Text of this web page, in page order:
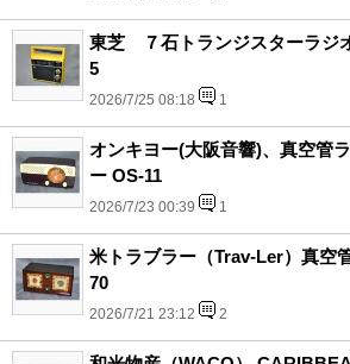
東芝 ７石トランジスターラ
5
2026/7/25 08:18 1
オンキヨー(大阪音響)、真空管
ー OS-11
2026/7/23 00:39 1
米トラブラー（Trav-Ler）真
70
2026/7/21 23:12 2